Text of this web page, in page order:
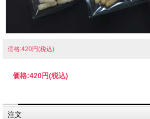
価格:420円(税込)
価格:420円(税込)
注文